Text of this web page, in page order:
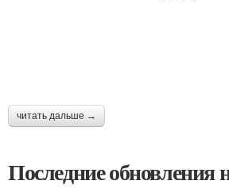
читать дальше →
Последние обновления